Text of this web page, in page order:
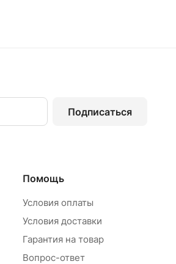
Подписаться
Помощь
Условия оплаты
Условия доставки
Гарантия на товар
Вопрос-ответ